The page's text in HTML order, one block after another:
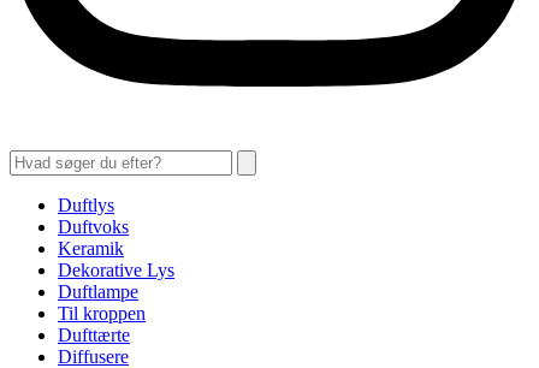
Duftlys
Duftvoks
Keramik
Dekorative Lys
Duftlampe
Til kroppen
Dufttærte
Diffusere